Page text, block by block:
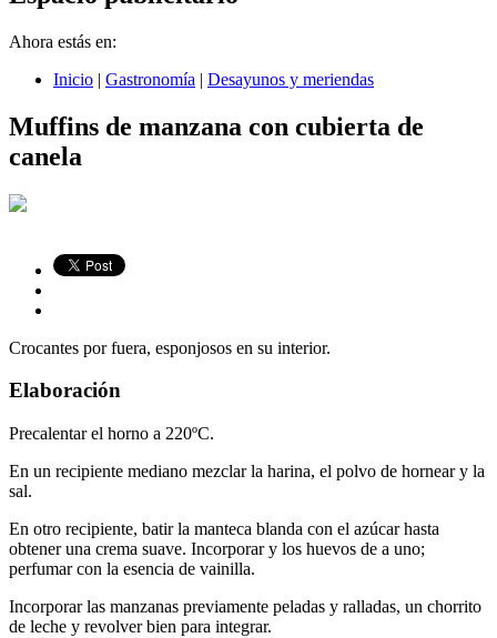
Ahora estás en:
Inicio | Gastronomía | Desayunos y meriendas
Muffins de manzana con cubierta de
canela
Crocantes por fuera, esponjosos en su interior.
Elaboración
Precalentar el horno a 220ºC.
En un recipiente mediano mezclar la harina, el polvo de hornear y la
sal.
En otro recipiente, batir la manteca blanda con el azúcar hasta
obtener una crema suave. Incorporar y los huevos de a uno;
perfumar con la esencia de vainilla.
Incorporar las manzanas previamente peladas y ralladas, un chorrito
de leche y revolver bien para integrar.